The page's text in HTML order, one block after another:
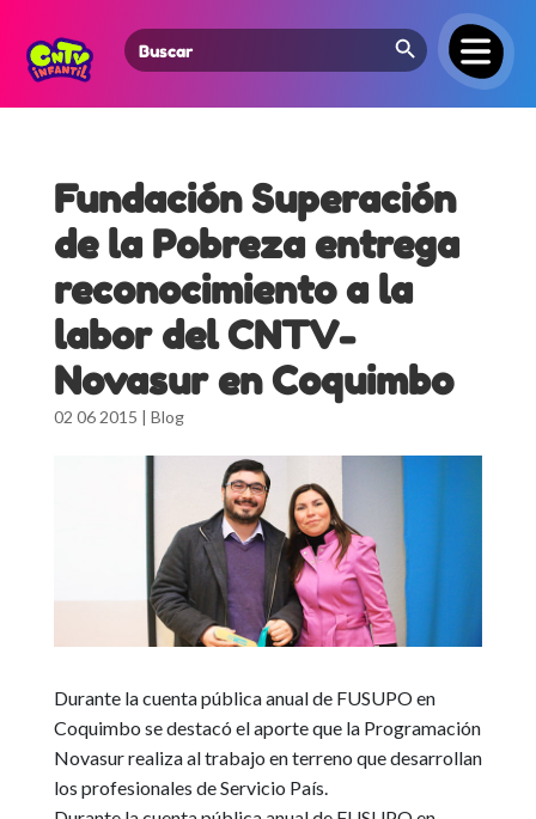
Search
for:
Search Button
Fundación Superación
de la Pobreza entrega
reconocimiento a la
labor del CNTV-
Novasur en Coquimbo
02 06 2015 | Blog
Durante la cuenta pública anual de FUSUPO en
Coquimbo se destacó el aporte que la Programación
Novasur realiza al trabajo en terreno que desarrollan
los profesionales de Servicio País.